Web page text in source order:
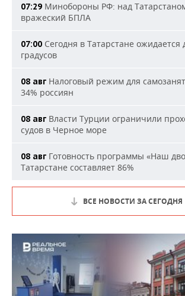
07:29 Минобороны РФ: над
вражеский БПЛА
07:00 Сегодня в Татарстане ожидается
градусов
08 авг Налоговый режим для
34% россиян
08 авг Власти Турции ограничили
судов в Черное море
08 авг Готовность программы «Наш
Татарстане составляет 86%
ВСЕ НОВОСТИ ЗА СЕГОДНЯ